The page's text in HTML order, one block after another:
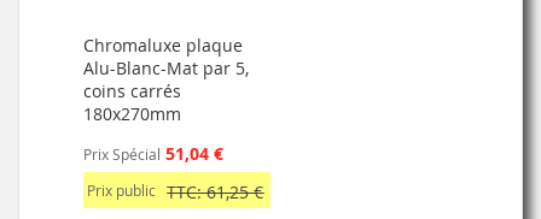
Chromaluxe plaque
Alu-Blanc-Mat par 5,
coins carrés
180x270mm
Prix Spécial 51,04 €
Prix public TTC: 61,25 €